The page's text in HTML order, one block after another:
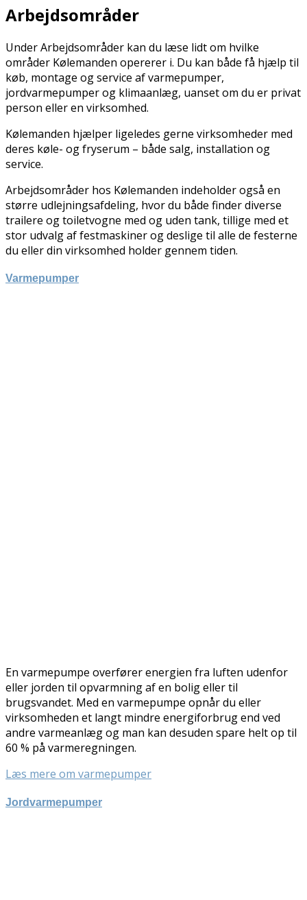
Arbejdsområder
Under Arbejdsområder kan du læse lidt om hvilke
områder Kølemanden opererer i. Du kan både få hjælp til
køb, montage og service af varmepumper,
jordvarmepumper og klimaanlæg, uanset om du er privat
person eller en virksomhed.
Kølemanden hjælper ligeledes gerne virksomheder med
deres køle- og fryserum – både salg, installation og
service.
Arbejdsområder hos Kølemanden indeholder også en
større udlejningsafdeling, hvor du både finder diverse
trailere og toiletvogne med og uden tank, tillige med et
stor udvalg af festmaskiner og deslige til alle de festerne
du eller din virksomhed holder gennem tiden.
Varmepumper
En varmepumpe overfører energien fra luften udenfor
eller jorden til opvarmning af en bolig eller til
brugsvandet. Med en varmepumpe opnår du eller
virksomheden et langt mindre energiforbrug end ved
andre varmeanlæg og man kan desuden spare helt op til
60 % på varmeregningen.
Læs mere om varmepumper
Jordvarmepumper